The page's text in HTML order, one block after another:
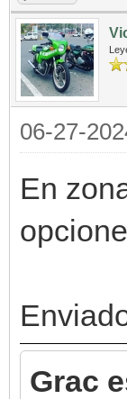
06-27-
En
Grac